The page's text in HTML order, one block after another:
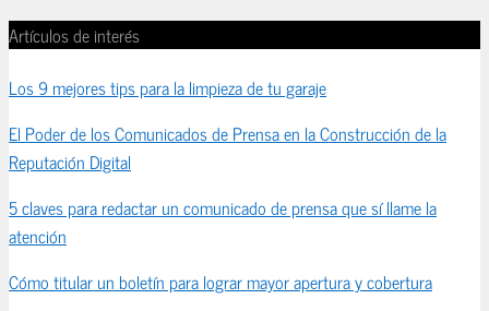
Artículos de interés
Los 9 mejores tips para la limpieza de tu garaje
El Poder de los Comunicados de Prensa en la Construcción de la
Reputación Digital
5 claves para redactar un comunicado de prensa que sí llame la
atención
Cómo titular un boletín para lograr mayor apertura y cobertura